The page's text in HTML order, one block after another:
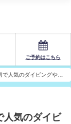
ご予約はこちら
人気のダイビングや楽
気のダイビ